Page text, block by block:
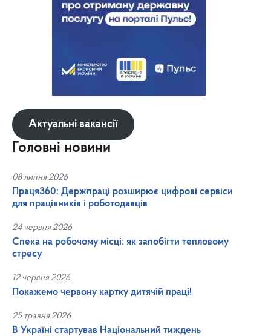
Актуальні вакансії
Головні новини
08 липня 2026
Праця360: Держпраці розширює цифрові сервіси
для працівників і роботодавців
24 червня 2026
Спека на робочому місці: як запобігти тепловому
стресу
12 червня 2026
Покажемо червону картку дитячій праці!
25 травня 2026
В Україні стартував Національний тиждень